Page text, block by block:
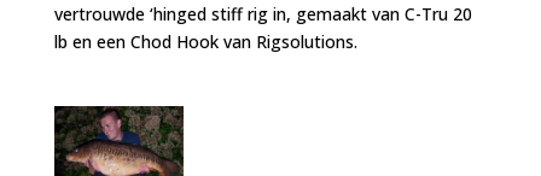
vertrouwde ‘hinged stiff rig in, gemaakt van C-Tru 20
lb en een Chod Hook van Rigsolutions.